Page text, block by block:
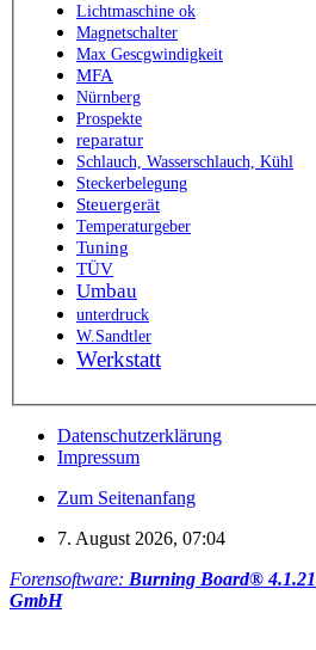
Lichtmaschine ok
Magnetschalter
Max Gescgwindigkeit
MFA
Nürnberg
Prospekte
reparatur
Schlauch, Wasserschlauch, Kühl
Steckerbelegung
Steuergerät
Temperaturgeber
Tuning
TÜV
Umbau
unterdruck
W.Sandtler
Werkstatt
Datenschutzerklärung
Impressum
Zum Seitenanfang
7. August 2026, 07:04
Forensoftware: Burning Board® 4.1.21
GmbH